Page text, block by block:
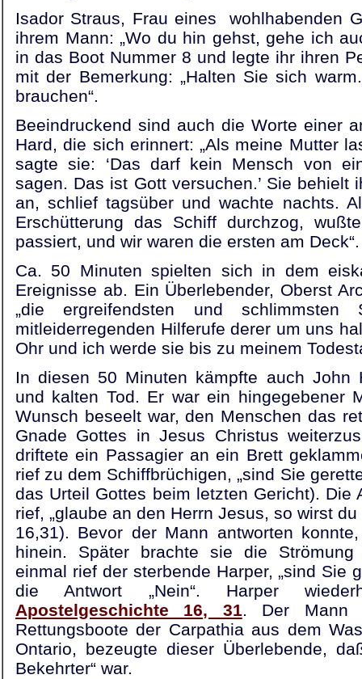
Isador Straus, Frau eines wohlhabenden
ihrem Mann: „Wo du hin gehst, gehe ich
in das Boot Nummer 8 und legte ihr ihren
mit der Bemerkung: „Halten Sie sich
brauchen“.
Beeindruckend sind auch die Worte einer
Hard, die sich erinnert: „Als meine Mutter
sagte sie: ‘Das darf kein Mensch von
sagen. Das ist Gott versuchen.’ Sie behielt
an, schlief tagsüber und wachte nachts.
Erschütterung das Schiff durchzog,
passiert, und wir waren die ersten am Deck“.
Ca. 50 Minuten spielten sich in dem
Ereignisse ab. Ein Überlebender, Oberst
„die ergreifendsten und
mitleiderregenden Hilferufe derer um uns
Ohr und ich werde sie bis zu meinem
In diesen 50 Minuten kämpfte auch John
und kalten Tod. Er war ein hingegebener
Wunsch beseelt war, den Menschen das
Gnade Gottes in Jesus Christus
driftete ein Passagier an ein Brett
rief zu dem Schiffbrüchigen, „sind Sie
das Urteil Gottes beim letzten Gericht). Die
rief, „glaube an den Herrn Jesus, so wirst
16,31). Bevor der Mann antworten
hinein. Später brachte sie die Strömung
einmal rief der sterbende Harper, „sind Sie
die Antwort „Nein“. Harper
Apostelgeschichte 16, 31. Der Mann
Rettungsboote der Carpathia aus dem
Ontario, bezeugte dieser Überlebende,
Bekehrter“ war.